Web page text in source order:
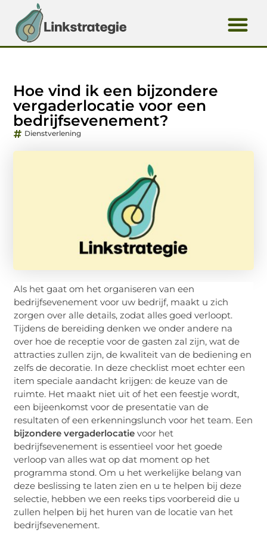
Hoe vind ik een bijzondere
vergaderlocatie voor een
bedrijfsevenement?
Dienstverlening
Als het gaat om het organiseren van een
bedrijfsevenement voor uw bedrijf, maakt u zich
zorgen over alle details, zodat alles goed verloopt.
Tijdens de bereiding denken we onder andere na
over hoe de receptie voor de gasten zal zijn, wat de
attracties zullen zijn, de kwaliteit van de bediening en
zelfs de decoratie. In deze checklist moet echter een
item speciale aandacht krijgen: de keuze van de
ruimte. Het maakt niet uit of het een feestje wordt,
een bijeenkomst voor de presentatie van de
resultaten of een erkenningslunch voor het team. Een
bijzondere vergaderlocatie voor het
bedrijfsevenement is essentieel voor het goede
verloop van alles wat op dat moment op het
programma stond. Om u het werkelijke belang van
deze beslissing te laten zien en u te helpen bij deze
selectie, hebben we een reeks tips voorbereid die u
zullen helpen bij het huren van de locatie van het
bedrijfsevenement.